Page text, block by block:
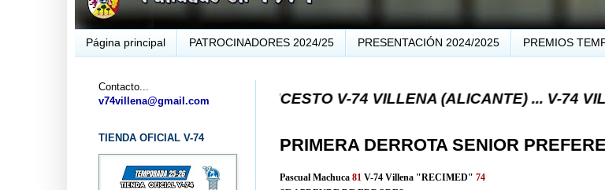
Página principal PATROCINADORES 2024/25 PRESENTACIÓN 2024/2025 PREMIOS
... CLUB BALONCESTO V-74 VILLENA (ALICANTE) ... V-74 VILLENA
PRIMERA DERROTA SENIOR
Pascual Machuca 81V-74 Villena "RECIMED" 74
Contacto...
v74villena@gmail.com
TIENDA OFICIAL V-74